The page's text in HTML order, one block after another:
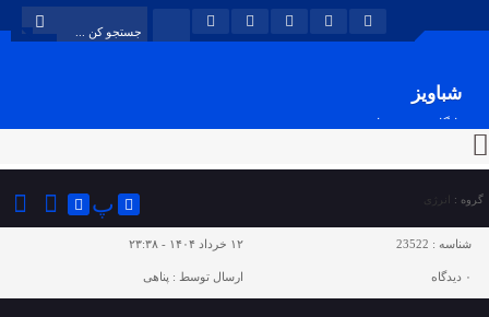
شباویز
پایگاه خبری شباویز
گروه : پ
شناسه : 23522 ۱۲ خرداد ۱۴۰۴ - ۲۳:۳۸
۰ دیدگاه ارسال توسط : پناهی